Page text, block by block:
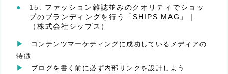
ファッション雑誌並みのクオリティでショッ
プのブランディングを行う「SHIPS MAG」｜
（株式会社シップス）
コンテンツマーケティングに成功しているメディアの
特徴
ブログを書く前に必ず内部リンクを設計しよう